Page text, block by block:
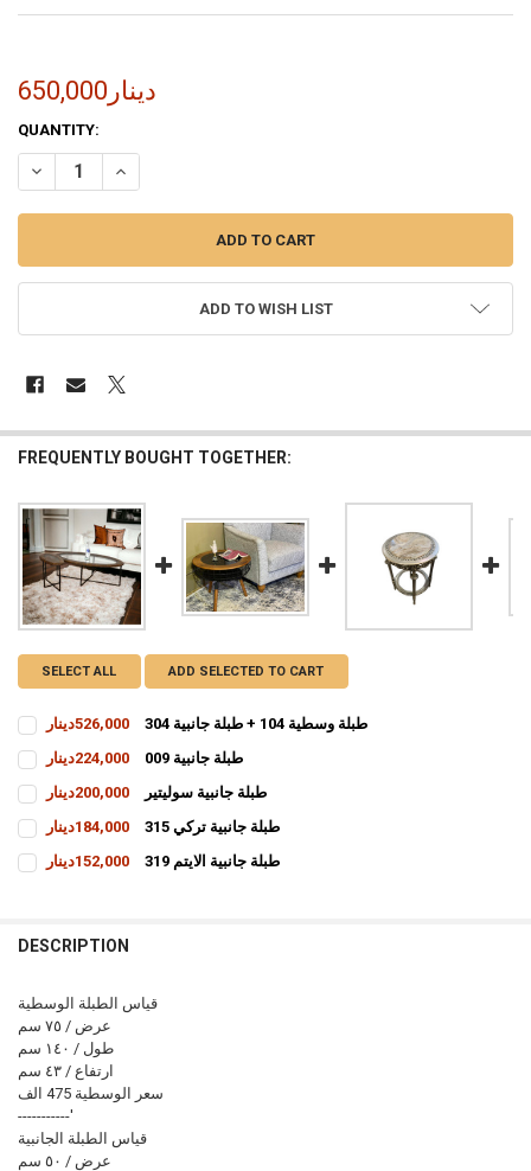
650,000دينار
CURRENT
STOCK:
QUANTITY:
ADD TO WISH LIST
FREQUENTLY BOUGHT TOGETHER:
SELECT ALL ADD SELECTED TO CART
طبلة وسطية 104 + طبلة جانبية 304
526,000دينار
CURRENT
STOCK:
QUANTITY:
طبلة جانبية 009
224,000دينار
CURRENT
STOCK:
QUANTITY:
DECREASE QUANTITY OF طبلة جانبية 009
طبلة جانبية سوليتير
200,000دينار
CURRENT
STOCK:
QUANTITY:
DECREASE QUANTITY OF طبلة جانبية سوليتير
طبلة جانبية تركي 315
184,000دينار
CURRENT
STOCK:
QUANTITY:
طبلة جانبية الايتم 319
152,000دينار
DESCRIPTION
قياس الطبلة الوسطية
عرض / ٧٥ سم
طول / ١٤٠ سم
ارتفاع / ٤٣ سم
سعر الوسطية 475 الف
-----------'
قياس الطبلة الجانبية
عرض / ٥٠ سم